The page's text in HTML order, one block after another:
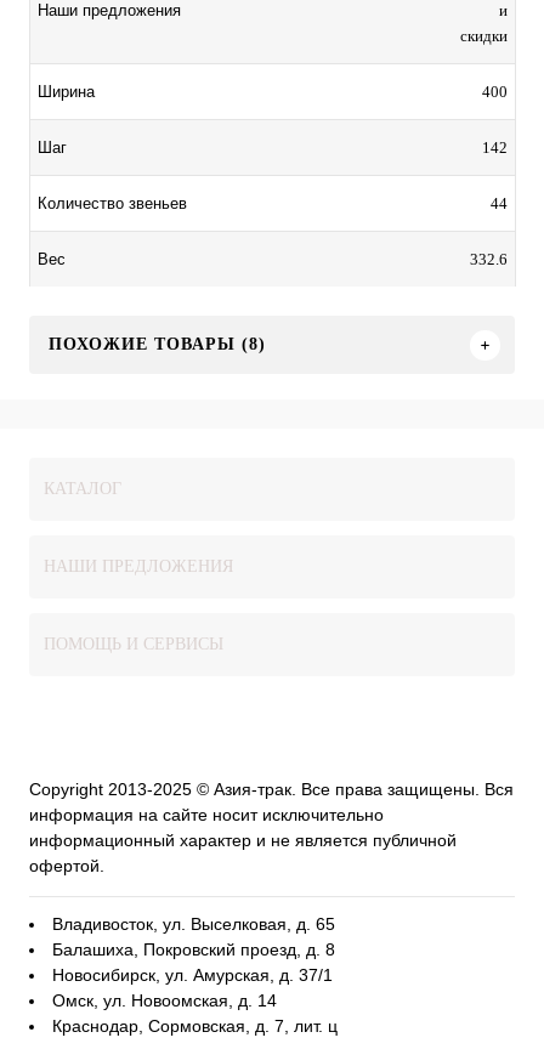
Наши предложения
и
скидки
Ширина 400
Шаг 142
Количество звеньев 44
Вес 332.6
ПОХОЖИЕ ТОВАРЫ (8)
КАТАЛОГ
НАШИ ПРЕДЛОЖЕНИЯ
ПОМОЩЬ И СЕРВИСЫ
Copyright 2013-2025 © Азия-трак. Все права защищены. Вся
информация на сайте носит исключительно
информационный характер и не является публичной
офертой.
Владивосток, ул. Выселковая, д. 65
Балашиха, Покровский проезд, д. 8
Новосибирск, ул. Амурская, д. 37/1
Омск, ул. Новоомская, д. 14
Краснодар, Сормовская, д. 7, лит. ц